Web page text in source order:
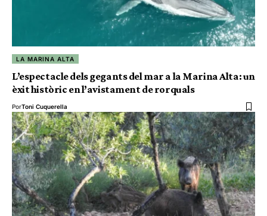
LA MARINA ALTA
L’espectacle dels gegants del mar a la Marina Alta: un
èxit històric en l’avistament de rorquals
PorToni Cuquerella